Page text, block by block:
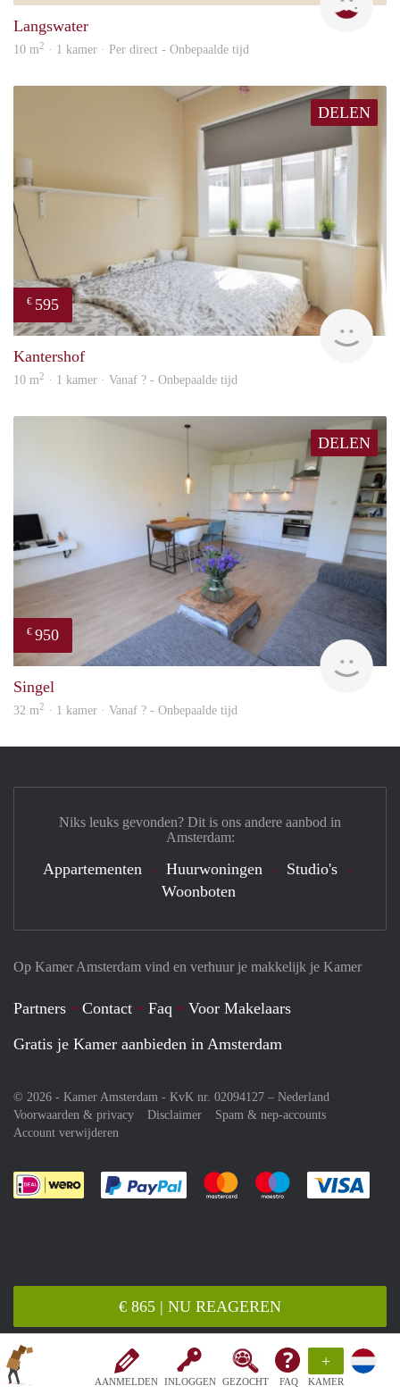
AANMELDEN INLOGGEN GEZOCHT FAQ
+
KAMER
€ 865 | NU REAGEREN
Langswater
10 m2 · 1 kamer · Per direct - Onbepaalde tijd
DELEN
€ 595
Kantershof
10 m2 · 1 kamer · Vanaf ? - Onbepaalde tijd
DELEN
€ 950
Singel
32 m2 · 1 kamer · Vanaf ? - Onbepaalde tijd
Op Kamer Amsterdam vind en verhuur je makkelijk je Kamer
Partners Contact Faq
Voor Makelaars
Gratis je Kamer aanbieden in Amsterdam
© 2026 - Kamer Amsterdam - KvK nr. 02094127 – Nederland
Voorwaarden & privacy
Disclaimer
Spam & nep-accounts
Account verwijderen
Je rekent gemakkelijk af met Paypal
Je rekent gemakkelijk af met
Je rekent
Niks leuks gevonden? Dit is ons andere aanbod in
Amsterdam:
Appartementen Huurwoningen
Studio's
Woonboten